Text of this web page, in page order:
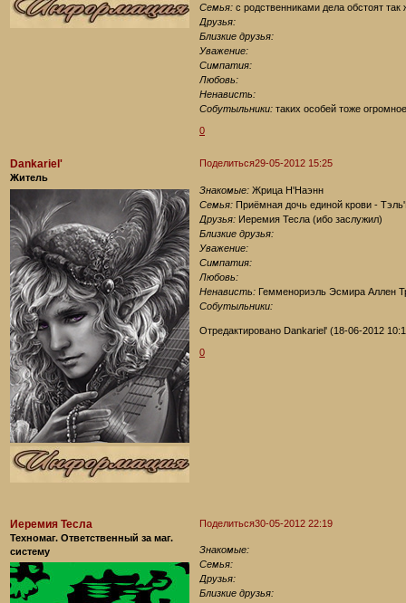
Семья: с родственниками дела обстоят
Друзья:
Близкие друзья:
Уважение:
Симпатия:
Любовь:
Ненависть:
Собутыльники: таких особей тоже
0
Поделиться29-05-2012 15:25
Dankariel'
Житель
Знакомые: Жрица Н'Наэнн
Семья: Приёмная дочь единой крови -
Друзья: Иеремия Тесла (ибо заслужил)
Близкие друзья:
Уважение:
Симпатия:
Любовь:
Ненависть: Гемменориэль Эсмира Аллен
Собутыльники:
Отредактировано Dankariel' (18-06-2012
0
Поделиться30-05-2012 22:19
Иеремия Тесла
Техномаг. Ответственный за маг.
систему
Знакомые:
Семья:
Друзья:
Близкие друзья: